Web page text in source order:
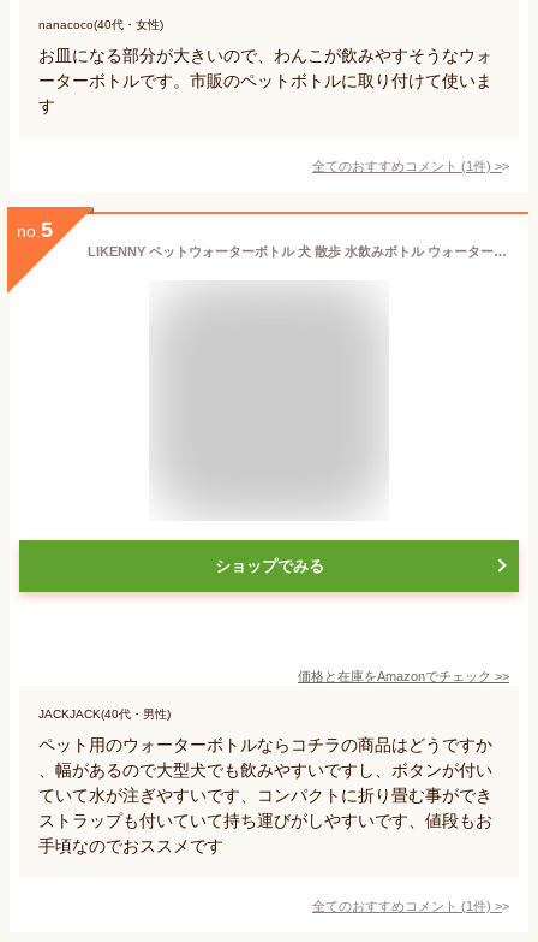
nanacoco(40代・女性)
お皿になる部分が大きいので、わんこが飲みやすそうなウォ
ーターボトルです。市販のペットボトルに取り付けて使いま
す
全てのおすすめコメント (1件) >
no. 5
LIKENNY ペットウォーターボトル 犬 散歩 水飲みボトル ウォーターボトル 給水器 水槽付き 手軽に水分補給が出来 外出 折りたたみ式 散歩用 携帯用 350ml
ショップでみる
価格と在庫をAmazonでチェック >>
JACKJACK(40代・男性)
ペット用のウォーターボトルならコチラの商品はどうですか
、幅があるので大型犬でも飲みやすいですし、ボタンが付い
ていて水が注ぎやすいです、コンパクトに折り畳む事ができ
ストラップも付いていて持ち運びがしやすいです、値段もお
手頃なのでおススメです
全てのおすすめコメント (1件) >